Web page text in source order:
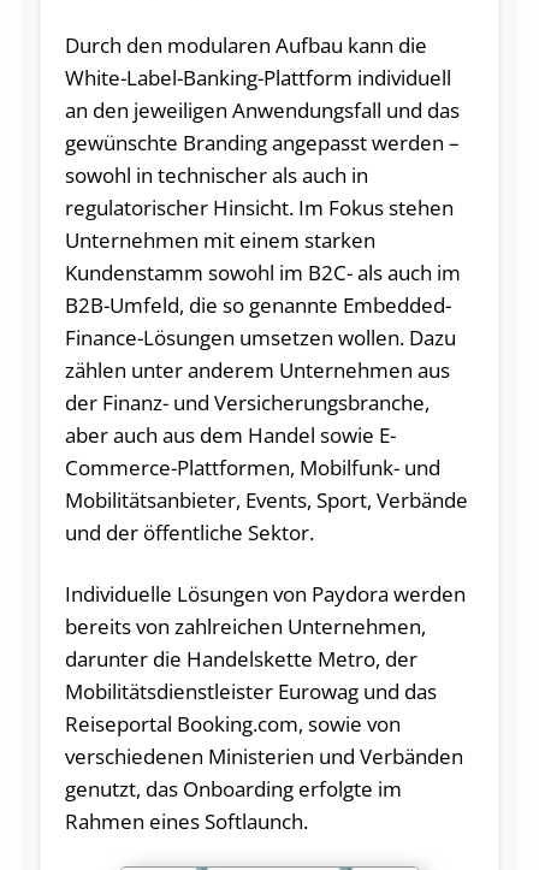
Durch den modularen Aufbau kann die
White-Label-Banking-Plattform individuell
an den jeweiligen Anwendungsfall und das
gewünschte Branding angepasst werden –
sowohl in technischer als auch in
regulatorischer Hinsicht. Im Fokus stehen
Unternehmen mit einem starken
Kundenstamm sowohl im B2C- als auch im
B2B-Umfeld, die so genannte Embedded-
Finance-Lösungen umsetzen wollen. Dazu
zählen unter anderem Unternehmen aus
der Finanz- und Versicherungsbranche,
aber auch aus dem Handel sowie E-
Commerce-Plattformen, Mobilfunk- und
Mobilitätsanbieter, Events, Sport, Verbände
und der öffentliche Sektor.
Individuelle Lösungen von Paydora werden
bereits von zahlreichen Unternehmen,
darunter die Handelskette Metro, der
Mobilitätsdienstleister Eurowag und das
Reiseportal Booking.com, sowie von
verschiedenen Ministerien und Verbänden
genutzt, das Onboarding erfolgte im
Rahmen eines Softlaunch.